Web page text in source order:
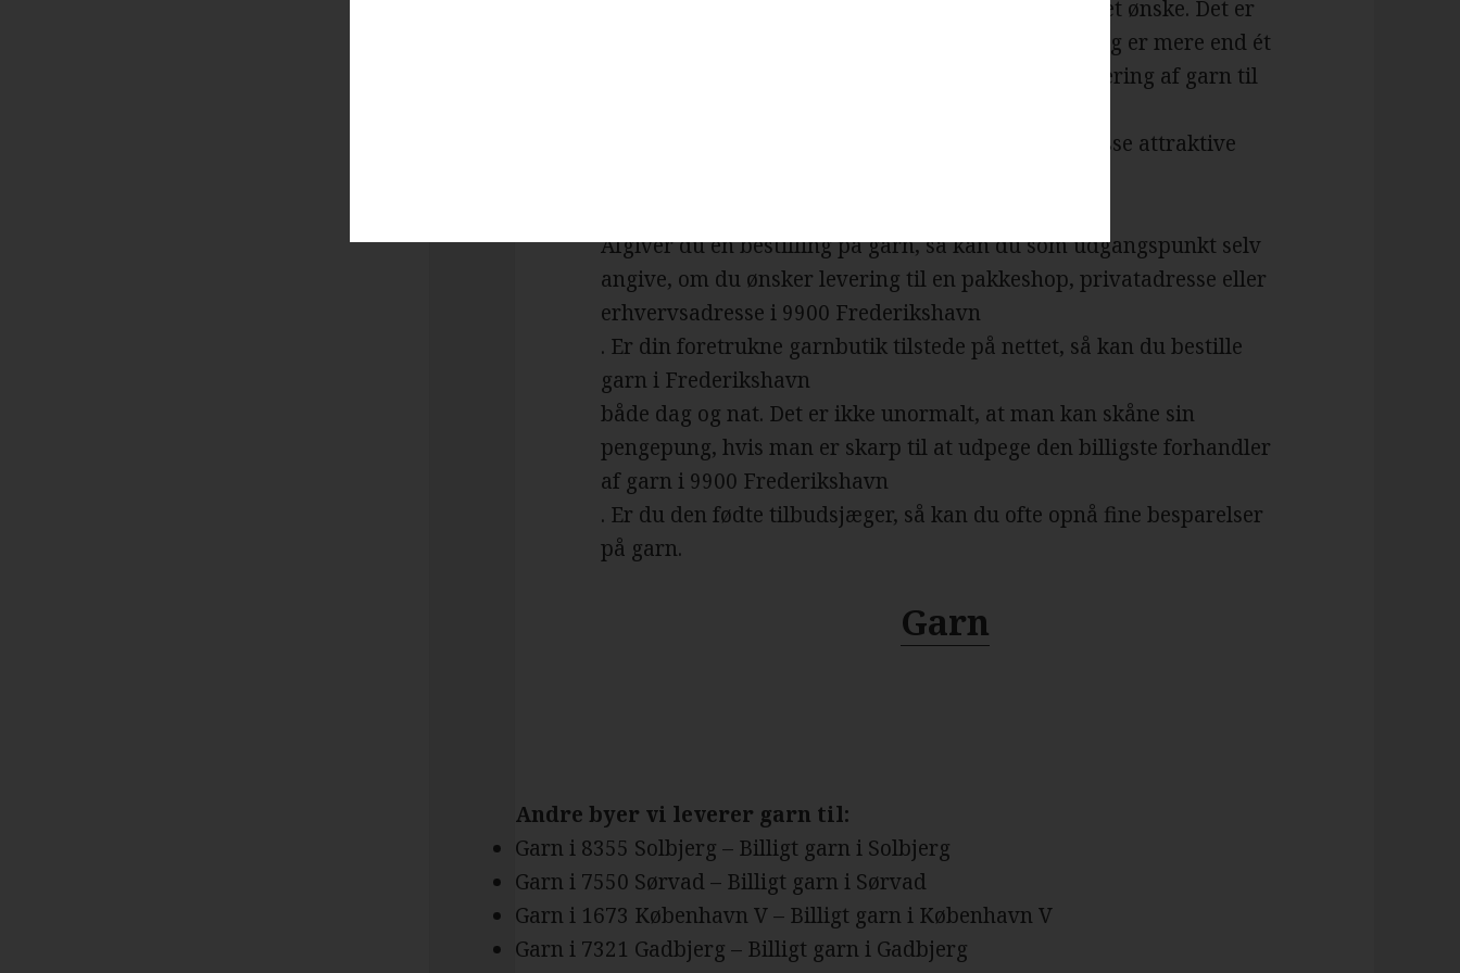
, så har du selvfølgelig mulighed for at få opfyldt det ønske. Det er
nemlig en realitet, at de billigste garnbutikker aldrig er mere end ét
klik væk. Besøger du en garnbutik, der tilbyder levering af garn til
, så vil du med høj sandsynlighed falde over en masse attraktive
Afgiver du en bestilling på garn, så kan du som udgangspunkt selv
angive, om du ønsker levering til en pakkeshop, privatadresse eller
erhvervsadresse i 9900 Frederikshavn
. Er din foretrukne garnbutik tilstede på nettet, så kan du bestille
garn i Frederikshavn
både dag og nat. Det er ikke unormalt, at man kan skåne sin
pengepung, hvis man er skarp til at udpege den billigste forhandler
af garn i 9900 Frederikshavn
. Er du den fødte tilbudsjæger, så kan du ofte opnå fine besparelser
på garn.
Garn
Andre byer vi leverer garn til:
Garn i 8355 Solbjerg – Billigt garn i Solbjerg
Garn i 7550 Sørvad – Billigt garn i Sørvad
Garn i 1673 København V – Billigt garn i København V
Garn i 7321 Gadbjerg – Billigt garn i Gadbjerg